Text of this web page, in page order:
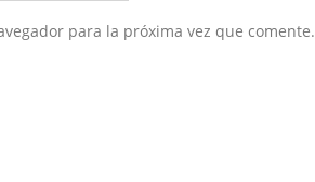
para la próxima vez que comente.